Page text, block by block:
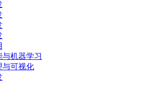
与机器学习
与可视化